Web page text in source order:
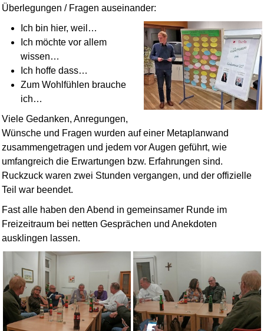
Überlegungen / Fragen auseinander:
Ich bin hier, weil…
Ich möchte vor allem
wissen…
Ich hoffe dass…
Zum Wohlfühlen brauche
ich…
Viele Gedanken, Anregungen,
Wünsche und Fragen wurden auf einer Metaplanwand
zusammengetragen und jedem vor Augen geführt, wie
umfangreich die Erwartungen bzw. Erfahrungen sind.
Ruckzuck waren zwei Stunden vergangen, und der offizielle
Teil war beendet.
Fast alle haben den Abend in gemeinsamer Runde im
Freizeitraum bei netten Gesprächen und Anekdoten
ausklingen lassen.